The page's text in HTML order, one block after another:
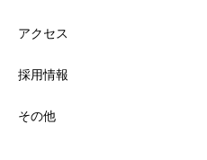
アクセス
採用情報
その他